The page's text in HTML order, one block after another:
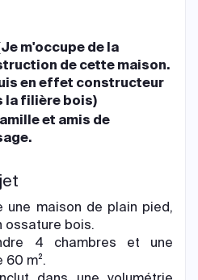
m'occupe de la
de cette maison.
en effet constructeur
la filière bois)
et amis de
une maison de plain pied,
ossature bois.
4 chambres et une
m².